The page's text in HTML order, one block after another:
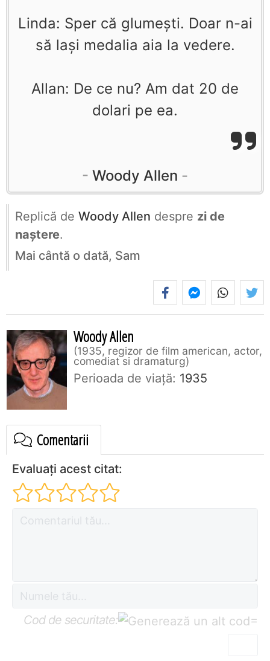
Linda: Sper că glumeşti. Doar n-ai
să laşi medalia aia la vedere.
Allan: De ce nu? Am dat 20 de
dolari pe ea.
Woody Allen
Replică de Woody Allen despre zi de
naștere.
Mai cântă o dată, Sam
Woody Allen
1935, regizor de film american, actor,
comediat si dramaturg
Perioada de viaţă: 1935
Comentarii
Evaluați acest citat:
Cod de securitate: =